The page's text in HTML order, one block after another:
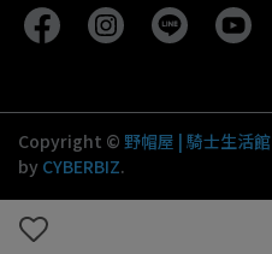
Copyright © 野帽屋 | 騎士生活館
by CYBERBIZ.